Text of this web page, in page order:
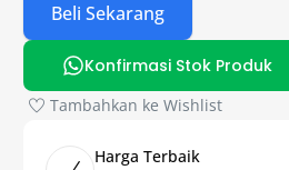
Beli Sekarang
Konfirmasi Stok Produk
Tambahkan ke Wishlist
Harga Terbaik